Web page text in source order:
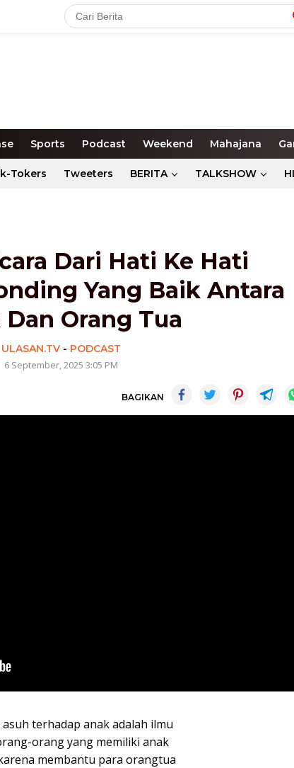
Sports Podcast Weekend Mahajana
Tokers Tweeters BERITA TALKSHOW
Dari Hati Ke Hati
Yang Baik Antara
Orang Tua
ULASAN.TV- PODCAST
6 September, 2025 3:05 PM
BAGIKAN
terhadap anak adalah ilmu
orang yang memiliki anak
membantu para orangtua